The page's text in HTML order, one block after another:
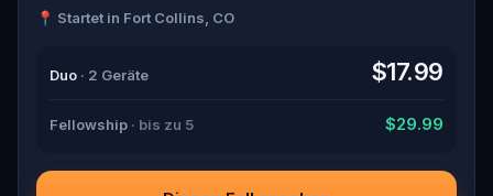
suspects, and expose the real murderer before they strike
📍 Startet in Fort Collins, CO
Duo · 2 Geräte $17.99
Fellowship · bis zu 5 $29.99